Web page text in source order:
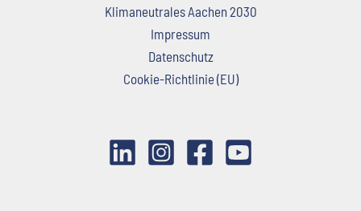
Klimaneutrales Aachen 2030
Impressum
Datenschutz
Cookie-Richtlinie (EU)